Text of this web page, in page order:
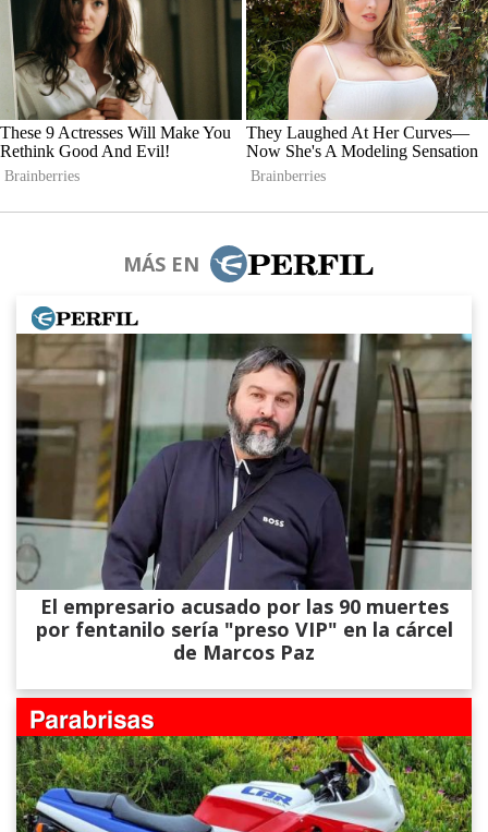
MÁS EN
El empresario acusado por las 90 muertes
por fentanilo sería "preso VIP" en la cárcel
de Marcos Paz